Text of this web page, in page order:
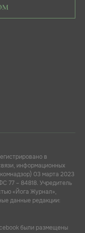
в
информационных
03 марта 2023
77 – 84818. Учредитель
«Йога Журнал»,
данные редакции:
были размещены